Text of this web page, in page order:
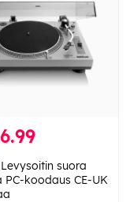
suora
PC-koodaus CE-UK